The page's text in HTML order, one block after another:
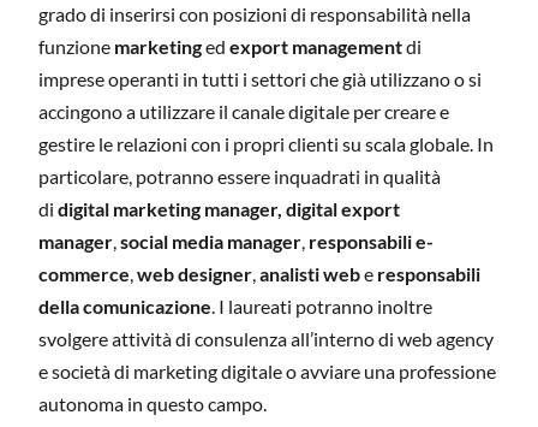
grado di inserirsi con posizioni di responsabilità nella
funzione marketinged export managementdi
imprese operanti in tutti i settori che già utilizzano o si
accingono a utilizzare il canale digitale per creare e
gestire le relazioni con i propri clienti su scala globale. In
particolare, potranno essere inquadrati in qualità
di digital marketing manager, digital export
manager social media manager responsabili e-
commerce web designer analisti webe responsabili
della comunicazione . I laureati potranno inoltre
svolgere attività di consulenza all’interno di web agency
e società di marketing digitale o avviare una professione
autonoma in questo campo.